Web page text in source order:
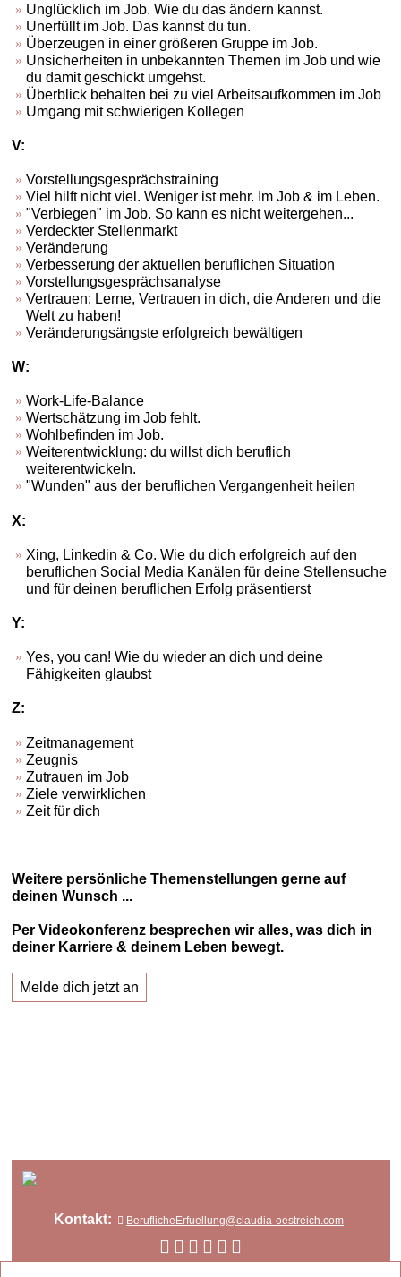
Unglücklich im Job. Wie du das ändern kannst.
Unerfüllt im Job. Das kannst du tun.
Überzeugen in einer größeren Gruppe im Job.
Unsicherheiten in unbekannten Themen im Job und wie
du damit geschickt umgehst.
Überblick behalten bei zu viel Arbeitsaufkommen im Job
Umgang mit schwierigen Kollegen
V:
Vorstellungsgesprächstraining
Viel hilft nicht viel. Weniger ist mehr. Im Job & im Leben.
"Verbiegen" im Job. So kann es nicht weitergehen...
Verdeckter Stellenmarkt
Veränderung
Verbesserung der aktuellen beruflichen Situation
Vorstellungsgesprächsanalyse
Vertrauen: Lerne, Vertrauen in dich, die Anderen und die
Welt zu haben!
Veränderungsängste erfolgreich bewältigen
W:
Work-Life-Balance
Wertschätzung im Job fehlt.
Wohlbefinden im Job.
Weiterentwicklung: du willst dich beruflich
weiterentwickeln.
"Wunden" aus der beruflichen Vergangenheit heilen
X:
Xing, Linkedin & Co. Wie du dich erfolgreich auf den
beruflichen Social Media Kanälen für deine Stellensuche
und für deinen beruflichen Erfolg präsentierst
Y:
Yes, you can! Wie du wieder an dich und deine
Fähigkeiten glaubst
Z:
Zeitmanagement
Zeugnis
Zutrauen im Job
Ziele verwirklichen
Zeit für dich
Weitere persönliche Themenstellungen gerne auf
deinen Wunsch ...
Per Videokonferenz besprechen wir alles, was dich in
deiner Karriere & deinem Leben bewegt.
Melde dich jetzt an
Kontakt: BeruflicheErfuellung@claudia-oestreich.com